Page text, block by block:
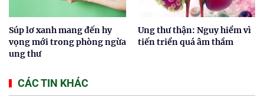
Súp lơ xanh mang đến hy
vọng mới trong phòng ngừa
ung thư
Ung thư thận: Nguy hiểm vì
tiến triển quá âm thầm
CÁC TIN KHÁC